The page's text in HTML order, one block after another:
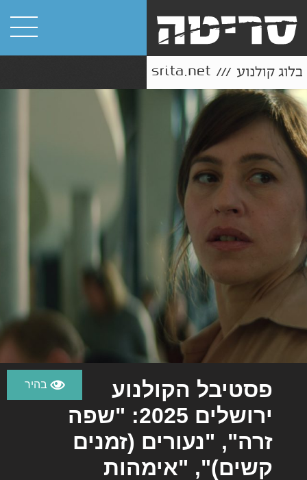
פסטיבל הקולנוע
ירושלים 2025: "שפה
זרה", "נעורים (זמנים
קשים)", "אימהות